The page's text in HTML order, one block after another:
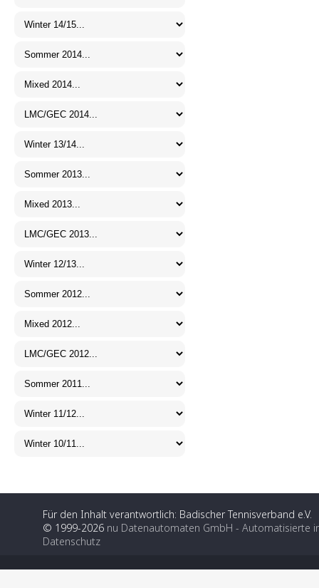
Für den Inhalt verantwortlich: Badischer Tennisverband e.V.
© 1999-2026 nu Datenautomaten GmbH - Automatisierte
Datenschutz